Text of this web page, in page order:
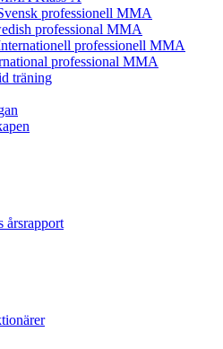
professionell MMA
professional MMA
professionell MMA
professional MMA
träning
årsrapport